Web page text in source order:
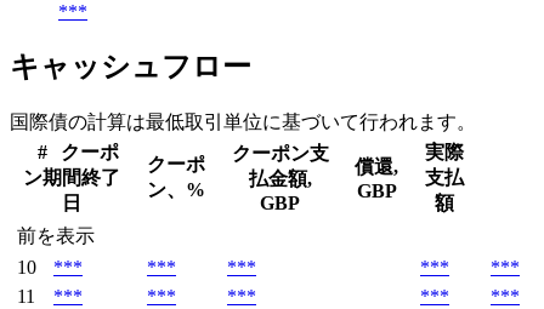
***
キャッシュフロー
国際債の計算は最低取引単位に基づいて行われます。
#
クーポ
ン期間終了
日
クーポ
ン、%
クーポン支
払金額,
GBP
償還,
GBP
実際
支払
額
前を表示
10
*** *** *** ***
***
11
*** *** *** ***
***